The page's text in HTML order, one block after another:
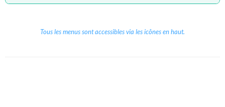
Tous les menus sont accessibles via les icônes en haut.